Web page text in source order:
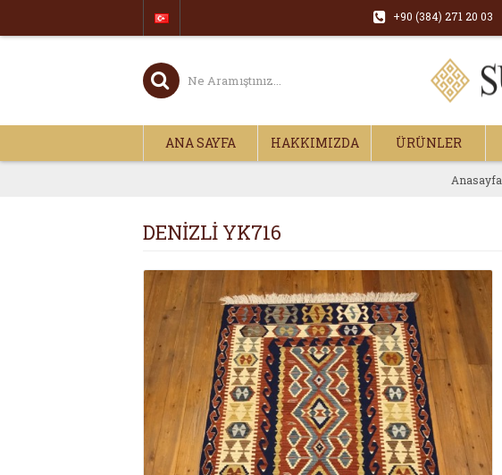
+90 (384) 271 20 03
ANA SAYFA HAKKIMIZDA ÜRÜNLER
Anasayfa
DENİZLİ YK716